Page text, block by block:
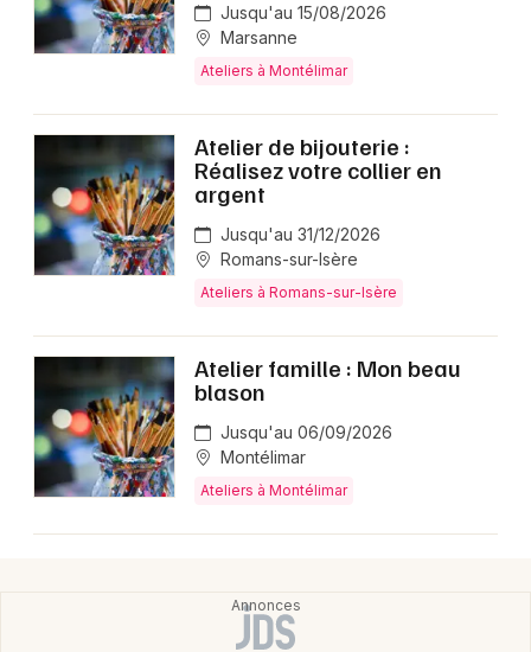
Jusqu'au 15/08/2026
Marsanne
Ateliers à Montélimar
Atelier de bijouterie :
Réalisez votre collier en
argent
Jusqu'au 31/12/2026
Romans-sur-Isère
Ateliers à Romans-sur-Isère
Atelier famille : Mon beau
blason
Jusqu'au 06/09/2026
Montélimar
Ateliers à Montélimar